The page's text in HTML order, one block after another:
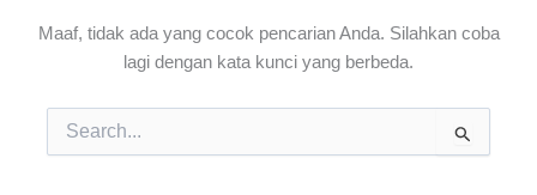
Maaf, tidak ada yang cocok pencarian Anda. Silahkan coba
lagi dengan kata kunci yang berbeda.
untuk: